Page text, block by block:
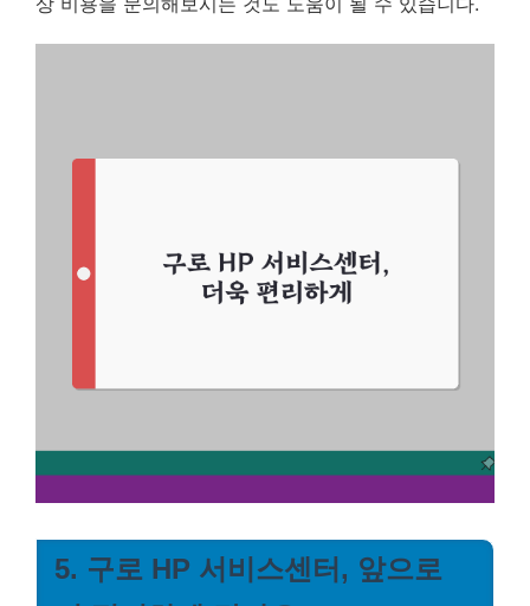
5. 구로 HP 서비스센터, 앞으로